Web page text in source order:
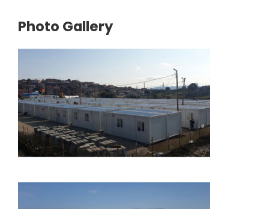
Photo Gallery